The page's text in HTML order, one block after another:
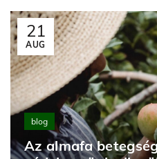
21
AUG
blog
Az almafa